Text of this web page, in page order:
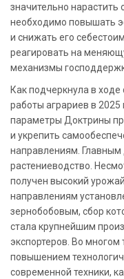
значительно
необходимо повышать
и снижать его
реагировать на
механизмы
Как подчеркнула в ходе
работы аграриев в
параметры Доктрины
и укрепить
направлениям. Главным
растениеводство.
получен высокий
направлениям
зернобобовым, сбор
стала крупнейшим
экспортеров. Во многом
повышением
современной техники,